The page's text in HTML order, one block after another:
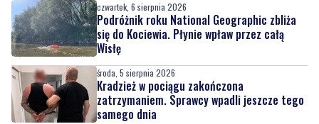
czwartek, 6 sierpnia 2026
Podróżnik roku National Geographic zbliża
się do Kociewia. Płynie wpław przez całą
Wisłę
środa, 5 sierpnia 2026
Kradzież w pociągu zakończona
zatrzymaniem. Sprawcy wpadli jeszcze tego
samego dnia